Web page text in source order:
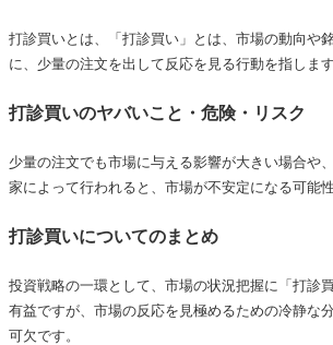
打診買いとは、「打診買い」とは、市場の動向や
に、少量の注文を出して反応を見る行動を指します
打診買いのヤバいこと・危険・リスク
少量の注文でも市場に与える影響が大きい場合や
家によって行われると、市場が不安定になる可能性
打診買いについてのまとめ
投資戦略の一環として、市場の状況把握に「打診
有益ですが、市場の反応を見極めるための冷静な
可欠です。